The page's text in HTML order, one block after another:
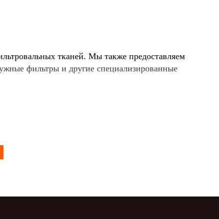
тканей. Мы также предоставляем
фильтры и другие специализированные
что максимально повышает фильтрующую
для широкого спектра отраслей